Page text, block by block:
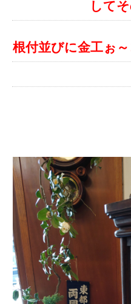
して
根付並びに金工ぉ